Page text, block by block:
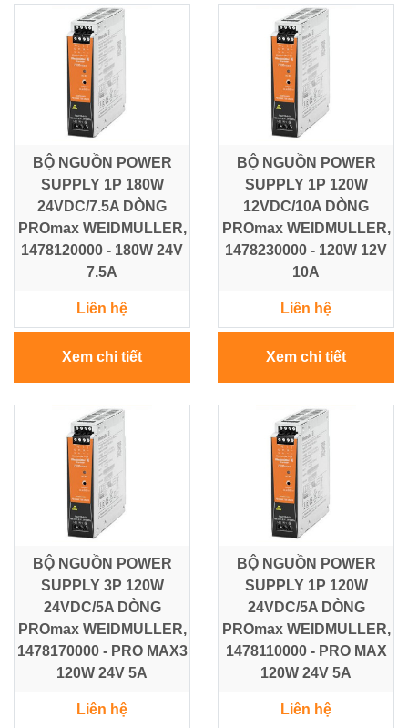
BỘ NGUỒN POWER
SUPPLY 1P 180W
24VDC/7.5A DÒNG
PROmax WEIDMULLER,
1478120000 - 180W 24V
7.5A
Liên hệ
Xem chi tiết
BỘ NGUỒN POWER
SUPPLY 1P 120W
12VDC/10A DÒNG
PROmax WEIDMULLER,
1478230000 - 120W 12V
10A
Liên hệ
Xem chi tiết
BỘ NGUỒN POWER
SUPPLY 3P 120W
24VDC/5A DÒNG
PROmax WEIDMULLER,
1478170000 - PRO MAX3
120W 24V 5A
Liên hệ
BỘ NGUỒN POWER
SUPPLY 1P 120W
24VDC/5A DÒNG
PROmax WEIDMULLER,
1478110000 - PRO MAX
120W 24V 5A
Liên hệ